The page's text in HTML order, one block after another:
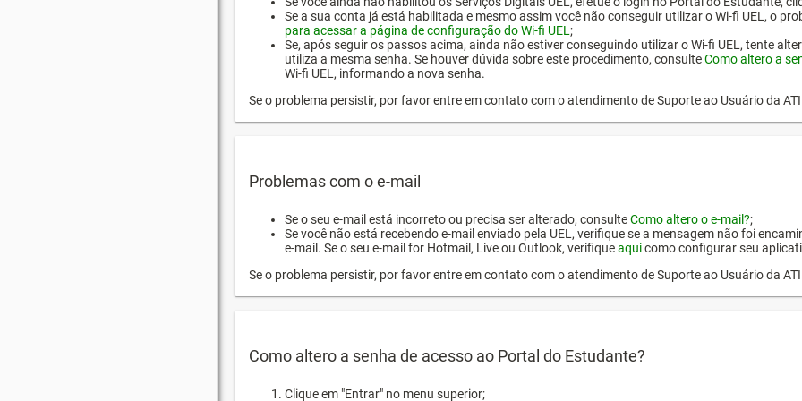
Se a sua conta já está habilitada e mesmo assim você não conseguir utilizar o Wi-fi UEL, o
para acessar a página de configuração do Wi-fi UEL ;
Se, após seguir os passos acima, ainda não estiver conseguindo utilizar o Wi-fi UEL, tente
utiliza a mesma senha. Se houver dúvida sobre este procedimento, consulteComo altero a
Wi-fi UEL, informando a nova senha.
Se o problema persistir, por favor entre em contato com o atendimento de Suporte ao Usuário da
Problemas com o e-mail
Se o seu e-mail está incorreto ou precisa ser alterado, consulteComo altero o e-mail?;
Se você não está recebendo e-mail enviado pela UEL, verifique se a mensagem não foi
e-mail. Se o seu e-mail for Hotmail, Live ou Outlook, verifiqueaquicomo configurar seu
Se o problema persistir, por favor entre em contato com o atendimento de Suporte ao Usuário da
Como altero a senha de acesso ao Portal do Estudante?
Clique em "Entrar" no menu superior;